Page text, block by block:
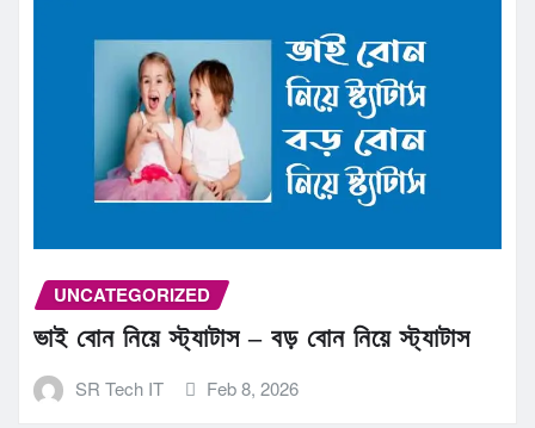
UNCATEGORIZED
ভাই বোন নিয়ে স্ট্যাটাস – বড় বোন নিয়ে স্ট্যাটাস
SR Tech IT Feb 8, 2026